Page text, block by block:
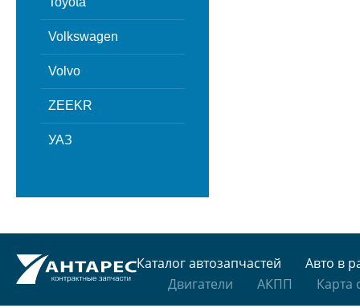
Volkswagen
Volvo
ZEEKR
УАЗ
Каталог автозапчастей
Авто в
Двигатели
АКПП Карта